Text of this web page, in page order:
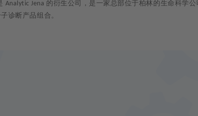
Analytic Jena 的衍生公司，是一家总部位于柏林的生命科学公
诊断产品组合。